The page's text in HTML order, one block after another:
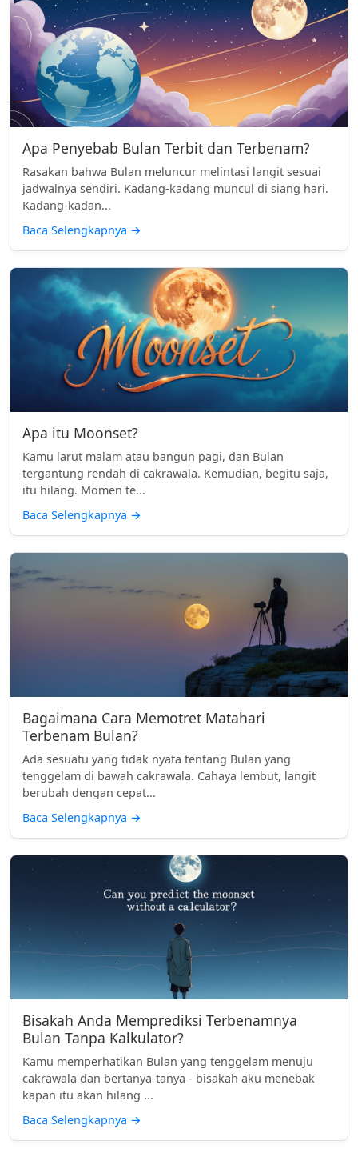
Apa Penyebab Bulan Terbit dan Terbenam?
Rasakan bahwa Bulan meluncur melintasi langit sesuai
jadwalnya sendiri. Kadang-kadang muncul di siang hari.
Kadang-kadan...
Baca Selengkapnya →
Apa itu Moonset?
Kamu larut malam atau bangun pagi, dan Bulan
tergantung rendah di cakrawala. Kemudian, begitu saja,
itu hilang. Momen te...
Baca Selengkapnya →
Bagaimana Cara Memotret Matahari
Terbenam Bulan?
Ada sesuatu yang tidak nyata tentang Bulan yang
tenggelam di bawah cakrawala. Cahaya lembut, langit
berubah dengan cepat...
Baca Selengkapnya →
Bisakah Anda Memprediksi Terbenamnya
Bulan Tanpa Kalkulator?
Kamu memperhatikan Bulan yang tenggelam menuju
cakrawala dan bertanya-tanya - bisakah aku menebak
kapan itu akan hilang ...
Baca Selengkapnya →